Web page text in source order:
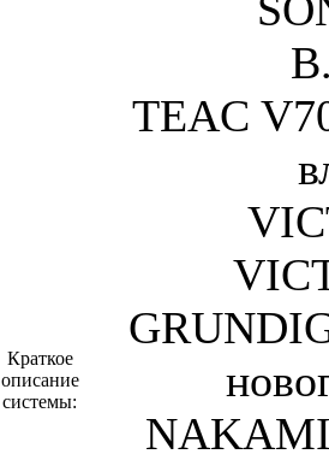
Краткое
описание
системы:
TEAC